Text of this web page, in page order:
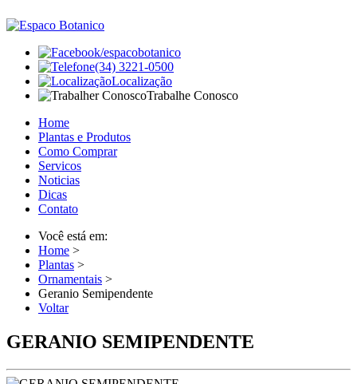
/espacobotanico
(34) 3221-0500
Localização
Trabalhe Conosco
Home
Plantas e Produtos
Como Comprar
Servicos
Noticias
Dicas
Contato
Você está em:
Home >
Plantas >
Ornamentais >
Geranio Semipendente
Voltar
GERANIO SEMIPENDENTE